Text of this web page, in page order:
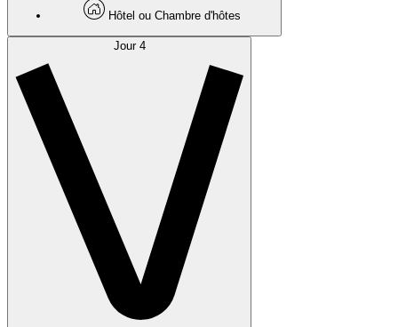
Hôtel ou Chambre d'hôtes
Jour 4